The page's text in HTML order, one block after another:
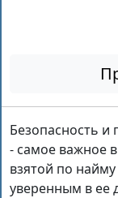
Безопасность и
- самое важное
взятой по
уверенным в ее